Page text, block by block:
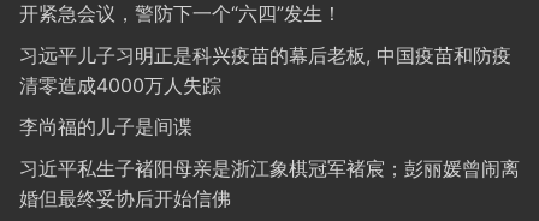
开紧急会议，警防下一个“六四”发生！
习远平儿子习明正是科兴疫苗的幕后老板, 中国疫苗和防疫
清零造成4000万人失踪
李尚福的儿子是间谍
习近平私生子褚阳母亲是浙江象棋冠军褚宸；彭丽媛曾闹离
婚但最终妥协后开始信佛